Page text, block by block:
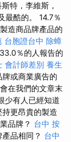
特，李維斯，
最酷的。 14.7％
造商品牌產品的
台胞證台中 除蟑
％的人報告的
會計師差別 養生
或商業廣告的
在我們的文章末
少有人已經知道
更昂貴的製造
品牌？ 台中 按
品相同？ 台中